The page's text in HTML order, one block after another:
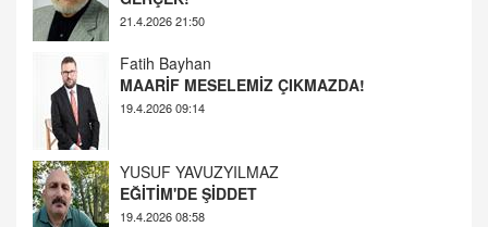
Fatih Bayhan
19.4.2026 09:14
19.4.2026 08:58